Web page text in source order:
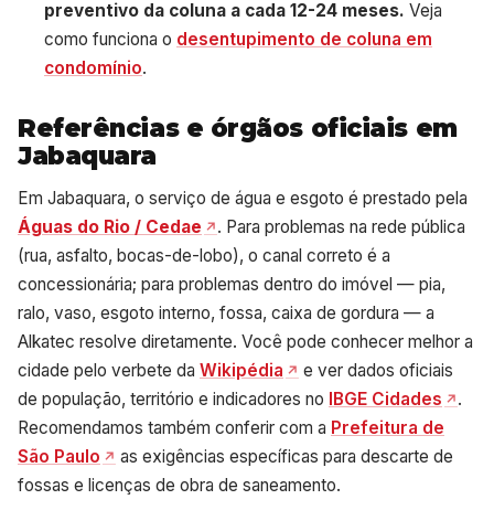
preventivo da coluna a cada 12-24 meses. Veja
como funciona o desentupimento de coluna em
condomínio.
Referências e órgãos oficiais em
Jabaquara
Em Jabaquara, o serviço de água e esgoto é prestado pela
Águas do Rio / Cedae
. Para problemas na rede pública
(rua, asfalto, bocas-de-lobo), o canal correto é a
concessionária; para problemas dentro do imóvel — pia,
ralo, vaso, esgoto interno, fossa, caixa de gordura — a
Alkatec resolve diretamente. Você pode conhecer melhor a
cidade pelo verbete da Wikipédia
e ver dados oficiais
de população, território e indicadores no IBGE Cidades
.
Recomendamos também conferir com a Prefeitura de
São Paulo
as exigências específicas para descarte de
fossas e licenças de obra de saneamento.